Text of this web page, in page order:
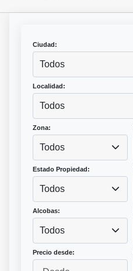
Ciudad:
Todos
Localidad:
Todos
Zona:
Todos
Estado Propiedad:
Todos
Alcobas:
Todos
Precio desde: